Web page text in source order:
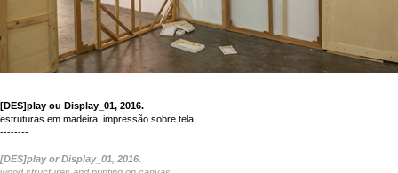
[DES]play ou Display_01, 2016.
estruturas em madeira, impressão sobre tela.
--------
[DES]play or Display_01, 2016.